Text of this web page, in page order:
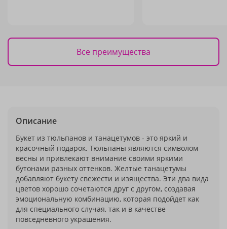
Все преимущества
Описание
Букет из тюльпанов и танацетумов - это яркий и
красочный подарок. Тюльпаны являются символом
весны и привлекают внимание своими яркими
бутонами разных оттенков. Желтые танацетумы
добавляют букету свежести и изящества. Эти два вида
цветов хорошо сочетаются друг с другом, создавая
эмоциональную комбинацию, которая подойдет как
для специального случая, так и в качестве
повседневного украшения.